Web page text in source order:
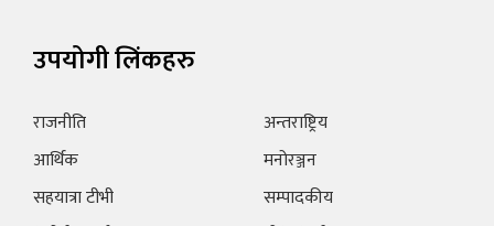
उपयोगी लिंकहरु
राजनीति
आर्थिक
सहयात्रा टीभी
अन्तराष्ट्रिय
मनोरञ्जन
सम्पादकीय